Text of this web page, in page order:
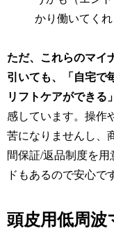
かり働いてくれ
ただ、これらのマイ
引いても、「自宅で
リフトケアができる
感しています。操作
苦になりませんし、
間保証/返品制度を
ドもあるので安心で
頭皮用低周波